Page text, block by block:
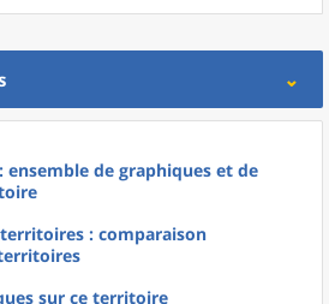
ensemble de graphiques et de
: comparaison
sur ce territoire